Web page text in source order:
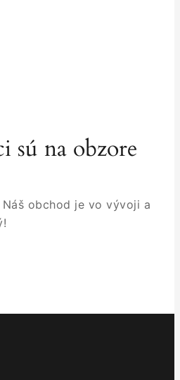
sú na obzore
obchod je vo vývoji a